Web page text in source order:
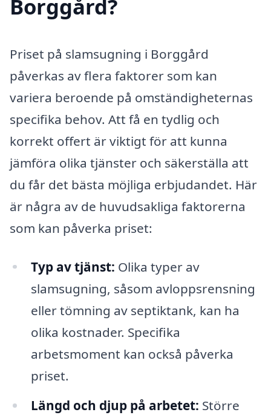
Borggård?
Priset på slamsugning i Borggård
påverkas av flera faktorer som kan
variera beroende på omständigheternas
specifika behov. Att få en tydlig och
korrekt offert är viktigt för att kunna
jämföra olika tjänster och säkerställa att
du får det bästa möjliga erbjudandet. Här
är några av de huvudsakliga faktorerna
som kan påverka priset:
Typ av tjänst: Olika typer av
slamsugning, såsom avloppsrensning
eller tömning av septiktank, kan ha
olika kostnader. Specifika
arbetsmoment kan också påverka
priset.
Längd och djup på arbetet: Större